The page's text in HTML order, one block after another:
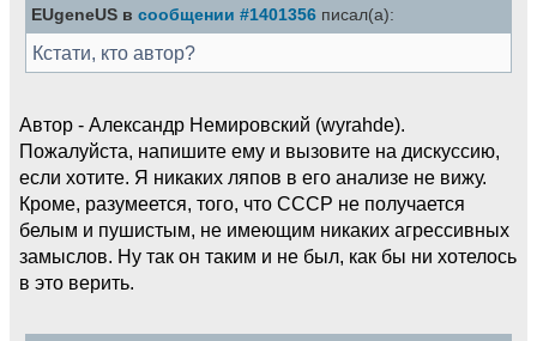
EUgeneUS в сообщении #1401356 писал(а):
Кстати, кто автор?
Автор - Александр Немировский (wyrahde).
Пожалуйста, напишите ему и вызовите на дискуссию,
если хотите. Я никаких ляпов в его анализе не вижу.
Кроме, разумеется, того, что СССР не получается
белым и пушистым, не имеющим никаких агрессивных
замыслов. Ну так он таким и не был, как бы ни хотелось
в это верить.